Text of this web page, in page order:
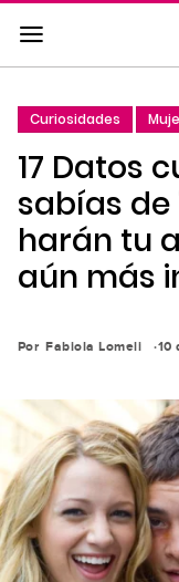
Saltar
al
contenido
la
navegación
principal
Curiosidades
17 Datos
sabías de
harán tu
aún más
Por Fabiola Lomeli 10